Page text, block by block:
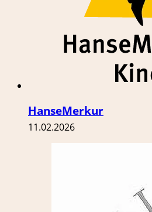
HanseMerkur
11.02.2026